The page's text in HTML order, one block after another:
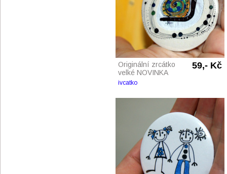
Originální zrcátko
velké NOVINKA
59,- Kč
ivcatko